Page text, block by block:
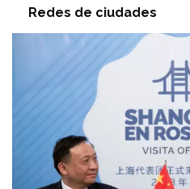
Redes de ciudades